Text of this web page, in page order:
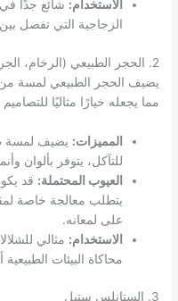
الاستخدام: شائع جدًا في
الزجاجية التي تفصل
2. الحجر الطبيعي (الرخام، الجرانيت، الأردواز)
يضيف الحجر الطبيعي لمسة من
مما يجعله خيارًا مثاليًا
المميزات: يضيف لمسة
للتآكل، يتوفر بألوان
العيوب المحتملة: قد
يتطلب معالجة خاصة
على لمعانه.
الاستخدام: مثالي
محاكاة البيئات
3. الستانلس ستيل